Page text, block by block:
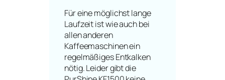
Für eine möglichst lange
Laufzeit ist wie auch bei
allen anderen
Kaffeemaschinen ein
regelmäßiges Entkalken
nötig. Leider gibt die